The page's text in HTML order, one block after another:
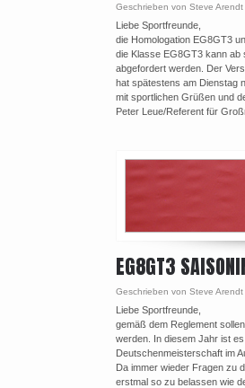
Geschrieben von Steve
Liebe Sportfreunde,
die Homologation EG8GT3
die Klasse EG8GT3 kann
abgefordert werden. Der
hat spätestens am Dienstag
mit sportlichen Grüßen und
Peter Leue/Referent für
EG8GT3
Geschrieben von Steve
Liebe Sportfreunde,
gemäß dem Reglement
werden. In diesem Jahr ist
Deutschenmeisterschaft im
Da immer wieder Fragen zu
erstmal so zu belassen wie